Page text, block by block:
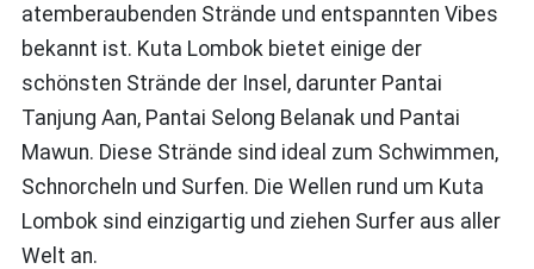
atemberaubenden Strände und entspannten Vibes
bekannt ist. Kuta Lombok bietet einige der
schönsten Strände der Insel, darunter Pantai
Tanjung Aan, Pantai Selong Belanak und Pantai
Mawun. Diese Strände sind ideal zum Schwimmen,
Schnorcheln und Surfen. Die Wellen rund um Kuta
Lombok sind einzigartig und ziehen Surfer aus aller
Welt an.